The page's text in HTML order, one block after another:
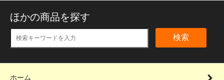
ほかの商品を探す
検索
ホーム